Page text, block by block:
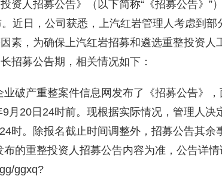
资人招募公告》（以下简称“《招募公告》”
近日，公司获悉，上汽红岩管理人考虑到部
素，为确保上汽红岩招募和遴选重整投资人
招募公告期，相关情况如下：
业破产重整案件信息网发布了《招募公告》
月20日24时前。现根据实际情况，管理人决
时。除报名截止时间调整外，招募公告其余
的重整投资人招募公告内容为准，公告详情
ggxq?